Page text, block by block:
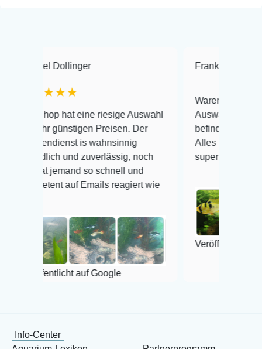
hat eine riesige Auswahl
Preisen. Der
is wahnsinnig
und zuverlässig, noch
so schnell und
auf Emails reagiert wie
auf Google
Frank Hackmayer
Warenanlieferung Top und
Auswahl plus
befinden der Fische
Alles ist quick lebendig und
super Zustand. Gerne
Veröffentlicht auf Google
Info-Center